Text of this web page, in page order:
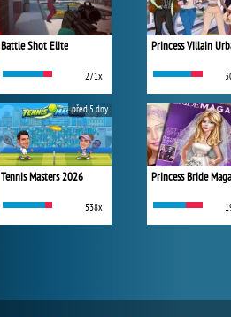
Battle Shot Elite
271x
Tennis Masters 2026
538x
před 5 dny
Princess Bride